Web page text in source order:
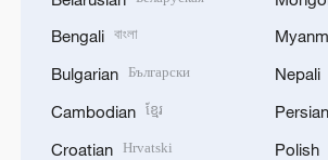
Bengali বাংলা
Bulgarian Български
Cambodian ខ្មែរ
Croatian Hrvatski
Nepali
Persian
Polish